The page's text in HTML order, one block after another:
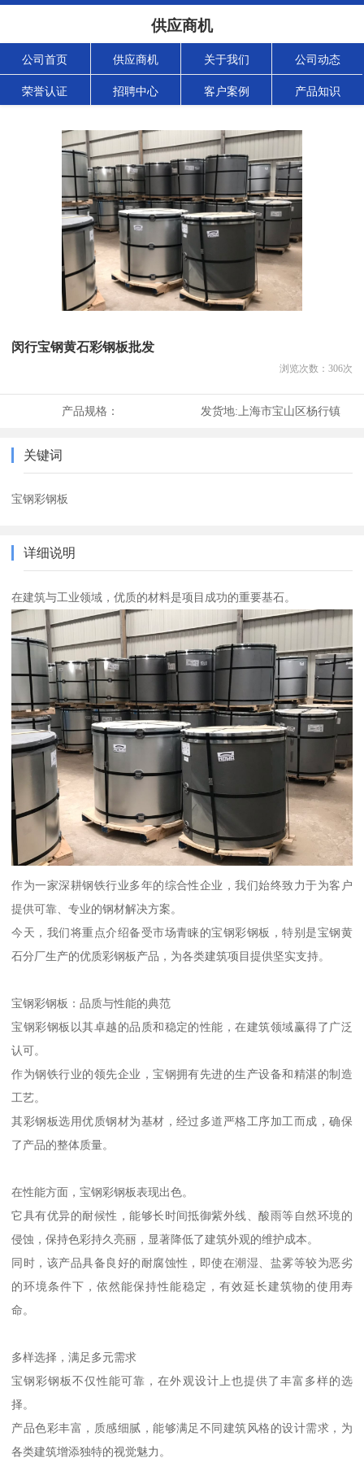
供应商机
公司首页 供应商机 关于我们 公司动态
荣誉认证 招聘中心 客户案例 产品知识
闵行宝钢黄石彩钢板批发
浏览次数： 306次
产品规格： 发货地: 上海市宝山区杨行镇
关键词
宝钢彩钢板
详细说明
在建筑与工业领域，优质的材料是项目成功的重要基石。
作为一家深耕钢铁行业多年的综合性企业，我们始终致力于为客户
提供可靠、专业的钢材解决方案。
今天，我们将重点介绍备受市场青睐的宝钢彩钢板，特别是宝钢黄
石分厂生产的优质彩钢板产品，为各类建筑项目提供坚实支持。
宝钢彩钢板：品质与性能的典范
宝钢彩钢板以其卓越的品质和稳定的性能，在建筑领域赢得了广泛
认可。
作为钢铁行业的领先企业，宝钢拥有先进的生产设备和精湛的制造
工艺。
其彩钢板选用优质钢材为基材，经过多道严格工序加工而成，确保
了产品的整体质量。
在性能方面，宝钢彩钢板表现出色。
它具有优异的耐候性，能够长时间抵御紫外线、酸雨等自然环境的
侵蚀，保持色彩持久亮丽，显著降低了建筑外观的维护成本。
同时，该产品具备良好的耐腐蚀性，即使在潮湿、盐雾等较为恶劣
的环境条件下，依然能保持性能稳定，有效延长建筑物的使用寿
命。
多样选择，满足多元需求
宝钢彩钢板不仅性能可靠，在外观设计上也提供了丰富多样的选
择。
产品色彩丰富，质感细腻，能够满足不同建筑风格的设计需求，为
各类建筑增添独特的视觉魅力。